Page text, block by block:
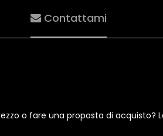
Contattami
o fare una proposta di acquisto?